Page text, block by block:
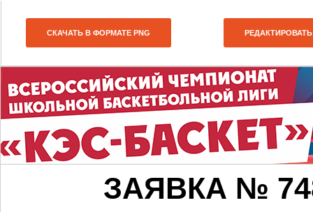
СКАЧАТЬ В ФОРМАТЕ PNG
ЗАЯВКА №